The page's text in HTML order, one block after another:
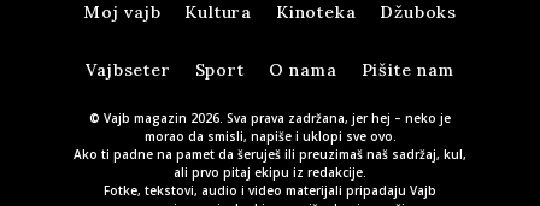
Moj vajb Kultura Kinoteka Džuboks
Vajbseter Sport O nama Pišite nam
© Vajb magazin 2026. Sva prava zadržana, jer hej – neko je
morao da smisli, napiše i uklopi sve ovo.
Ako ti padne na pamet da šeruješ ili preuzimaš naš sadržaj, kul,
ali prvo pitaj ekipu iz redakcije.
Fotke, tekstovi, audio i video materijali pripadaju Vajb